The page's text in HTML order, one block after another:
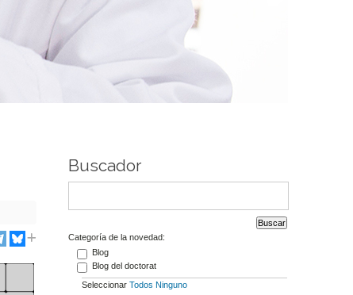
Buscador
Categoría de la novedad:
Blog
Blog del doctorat
Seleccionar Todos Ninguno